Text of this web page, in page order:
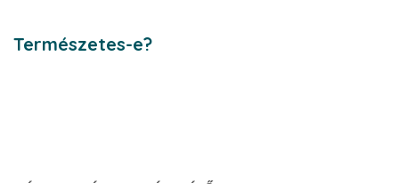
Természetes-e?